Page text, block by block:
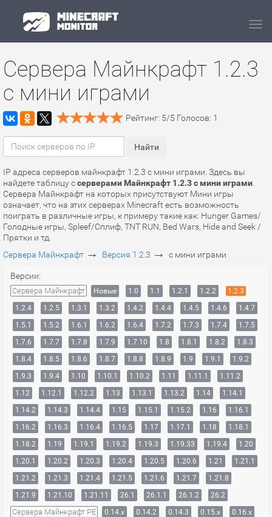
Сервера Майнкрафт 1.2.3
с мини играми
Рейтинг: 5/5 Голосов: 1
IP адреса серверов майнкрафт 1.2.3 с мини играми. Здесь вы
найдете таблицу ссерверами Майнкрафт 1.2.3 с мини играми
Сервера Майнкрафт на которых присутствуют Мини игры
означает, что на этих серверах Minecraft есть возможность
поиграть в различные игры, к примеру такие как: Hunger Games/
Голодные игры, Spleef/Сплиф, TNT RUN, Bed Wars, Hide and Seek /
Прятки и тд.
Сервера Майнкрафт → Версия 1.2.3 → с мини играми
Версии:
Сервера Майнкрафт Новые 1.0 1.1 1.2.1 1.2.2
1.2.3
1.2.4
1.2.5 1.3.1 1.3.2 1.4.2 1.4.4 1.4.5 1.4.6
1.4.7
1.5.1
1.5.2 1.6.1 1.6.2 1.6.4 1.7.2 1.7.3 1.7.4
1.7.5
1.7.6
1.7.7 1.7.8 1.7.9 1.7.10 1.8 1.8.1 1.8.2
1.8.3
1.8.4
1.8.5 1.8.6 1.8.7 1.8.8 1.8.9 1.9 1.9.1
1.9.2
1.9.3
1.9.4 1.10 1.10.1 1.10.2 1.11 1.11.1
1.11.2
1.12
1.12.1 1.12.2 1.13 1.13.1 1.13.2 1.14
1.14.1
1.14.2
1.14.3 1.14.4 1.15 1.15.1 1.15.2 1.16
1.16.1
1.16.2
1.16.3 1.16.4 1.16.5 1.17 1.17.1 1.18
1.18.1
1.18.2
1.19 1.19.1 1.19.2 1.19.3 1.19.33 1.19.4
1.20
1.20.1
1.20.2 1.20.3 1.20.4 1.20.5 1.20.6 1.21
1.21.1
1.21.2
1.21.3 1.21.4 1.21.5 1.21.6 1.21.7
1.21.8
1.21.9
1.21.10 1.21.11 26.1 26.1.1 26.1.2 26.2
Сервера Майнкрафт PE 0.14.x 0.14.2 0.14.3 0.15.x
0.16.x